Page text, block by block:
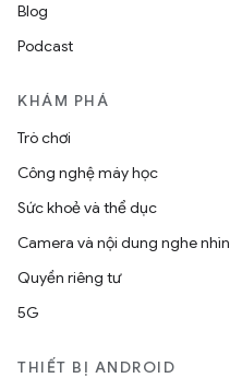
Blog
Podcast
KHÁM PHÁ
Trò chơi
Công nghệ máy học
Sức khoẻ và thể dục
Camera và nội dung nghe nhìn
Quyền riêng tư
5G
THIẾT BỊ ANDROID